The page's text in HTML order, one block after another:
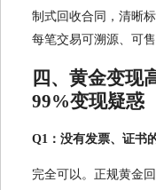
制式回收合同，清晰
每笔交易可溯源、可售
四、黄金变现
99%变现疑惑
Q1：没有发票、证书
完全可以。正规黄金